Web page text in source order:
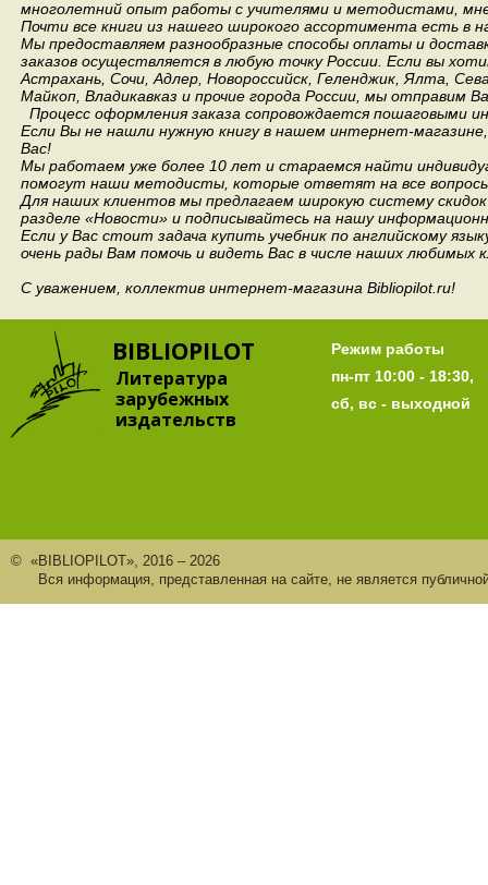
многолетний опыт работы с учителями и методистами,
Почти все книги из нашего широкого ассортимента есть в
Мы предоставляем разнообразные способы оплаты и
заказов осуществляется в любую точку России. Если вы
Астрахань, Сочи, Адлер, Новороссийск, Геленджик, Ялта,
Майкоп, Владикавказ и прочие города России, мы отправим
Процесс оформления заказа сопровождается пошаговыми
Если Вы не нашли нужную книгу в нашем интернет-
Вас!
Мы работаем уже более 10 лет и стараемся найти
помогут наши методисты, которые ответят на все
Для наших клиентов мы предлагаем широкую систему
разделе «Новости» и подписывайтесь на нашу
Если у Вас стоит задача купить учебник по английскому
очень рады Вам помочь и видеть Вас в числе наших любимых
С уважением, коллектив интернет-магазина Bibliopilot.ru!
BIBLIOPILOT
Литература
зарубежных
издательств
Режим работы
пн-пт 10:00 - 18:30,
сб, вс - выходной
© «BIBLIOPILOT», 2016 – 2026
Вся информация, представленная на сайте, не является